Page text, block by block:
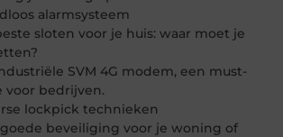
alarmsysteem
sloten voor je huis: waar moet je
SVM 4G modem, een must-
voor bedrijven.
lockpick technieken
beveiliging voor je woning of